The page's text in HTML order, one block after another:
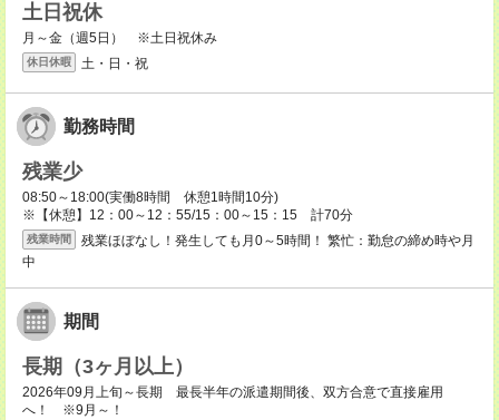
土日祝休
月～金（週5日） ※土日祝休み
休日休暇 土・日・祝
勤務時間
残業少
08:50～18:00(実働8時間 休憩1時間10分)
※【休憩】12：00～12：55/15：00～15：15 計70分
残業時間
残業ほぼなし！発生しても月0～5時間！ 繁忙：勤怠の締め時や月
中
期間
長期（3ヶ月以上）
2026年09月上旬～長期 最長半年の派遣期間後、双方合意で直接雇用
へ！ ※9月～！